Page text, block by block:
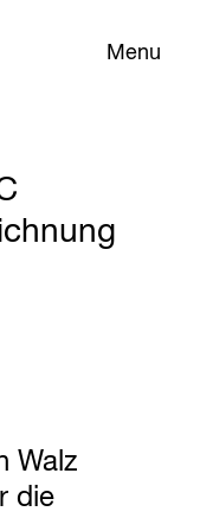
Menu
Walz
die